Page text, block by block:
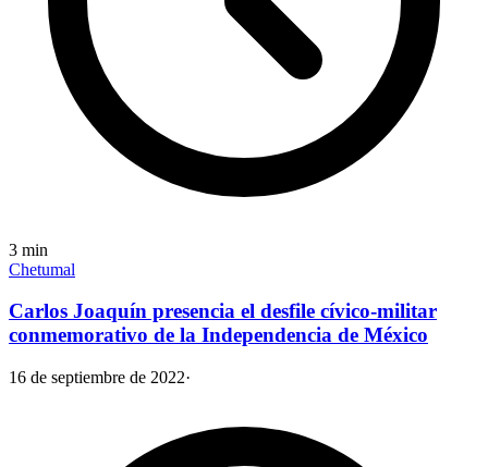
3 min
Chetumal
Carlos Joaquín presencia el desfile cívico-militar
conmemorativo de la Independencia de México
16 de septiembre de 2022·